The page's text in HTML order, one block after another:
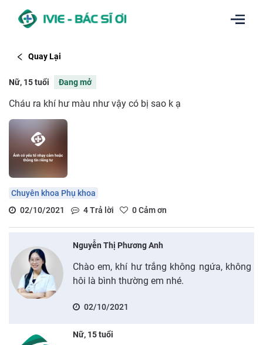
Quay Lại
Nữ, 15 tuổi Đang mở
Cháu ra khí hư màu như vậy có bị sao k ạ
Chuyên khoa Phụ khoa
02/10/2021
4Trả lời 0Cảm ơn
Nguyễn Thị Phương Anh
Chào em, khí hư trắng không ngứa, không
hôi là bình thường em nhé.
02/10/2021
Nữ, 15 tuổi